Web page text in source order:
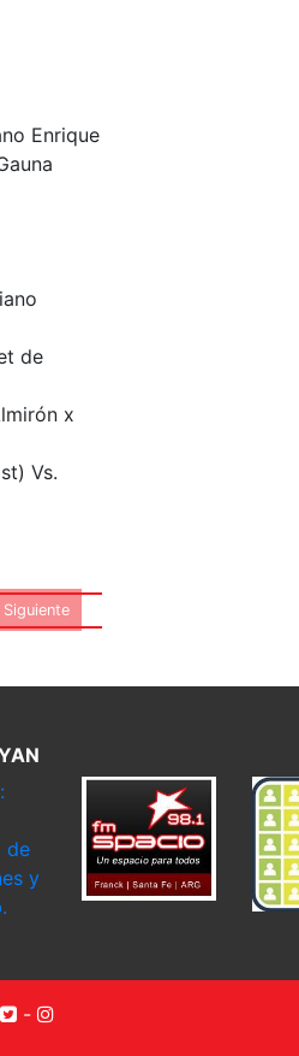
Enrique
de
x
Vs.
Siguiente
-